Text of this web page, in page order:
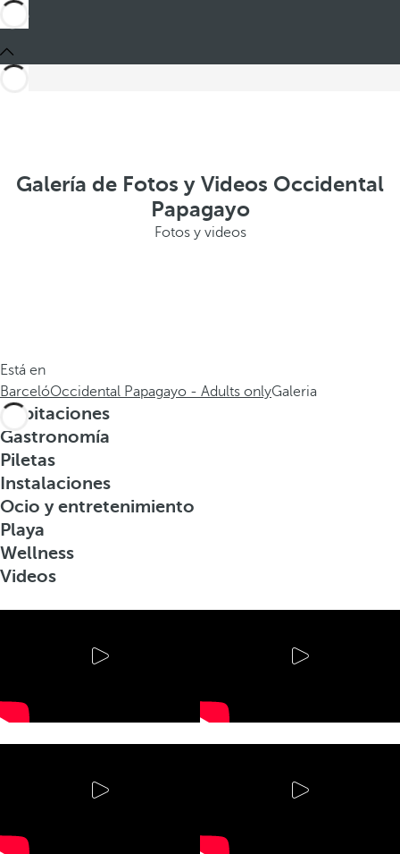
Galería de Fotos y Videos Occidental
Papagayo
Fotos y videos
Está en
BarcelóOccidental Papagayo - Adults onlyGaleria
Habitaciones
Gastronomía
Piletas
Instalaciones
Ocio y entretenimiento
Playa
Wellness
Videos